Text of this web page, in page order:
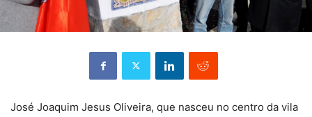
José Joaquim Jesus Oliveira, que nasceu no centro da vila